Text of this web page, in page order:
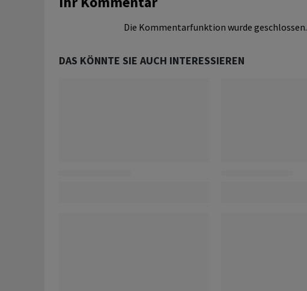
Die Kommentarfunktion wurde geschlossen.
DAS KÖNNTE SIE AUCH INTERESSIEREN